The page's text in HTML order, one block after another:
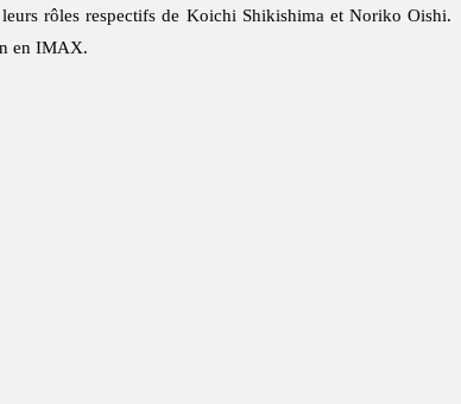
rôles respectifs de Koichi Shikishima et Noriko Oishi.
en IMAX.